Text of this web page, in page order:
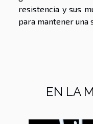
resistencia y sus
para mantener una
EN LA